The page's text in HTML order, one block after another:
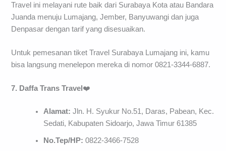
Travel ini melayani rute baik dari Surabaya Kota atau Bandara
Juanda menuju Lumajang, Jember, Banyuwangi dan juga
Denpasar dengan tarif yang disesuaikan.
Untuk pemesanan tiket Travel Surabaya Lumajang ini, kamu
bisa langsung menelepon mereka di nomor 0821-3344-6887.
7. Daffa Trans Travel ❤️
Alamat:Jln. H. Syukur No.51, Daras, Pabean, Kec.
Sedati, Kabupaten Sidoarjo, Jawa Timur 61385
No.Tep/HP:0822-3466-7528